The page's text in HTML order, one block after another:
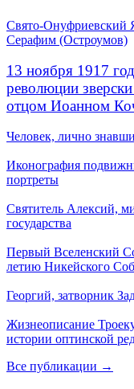
Свято-Онуфриевский
Серафим (Остроумов)
13 ноября 1917
революции
отцом Иоанном
Человек, лично
Иконография
портреты
Святитель Алексий,
государства
Первый Вселенский
летию Никейского
Георгий, затворник
Жизнеописание
истории оптинской
Все публикации →